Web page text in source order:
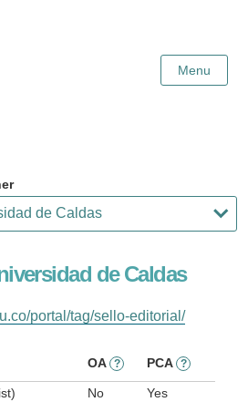
Menu
de Caldas
portal/tag/sello-editorial/
OA ? PCA ?
No Yes